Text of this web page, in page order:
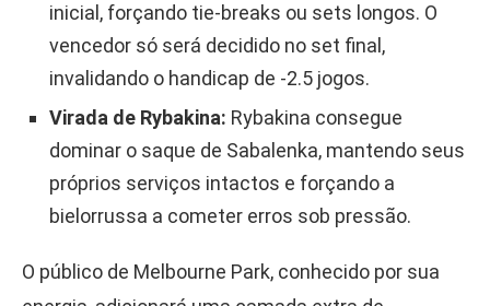
inicial, forçando tie-breaks ou sets longos. O
vencedor só será decidido no set final,
invalidando o handicap de -2.5 jogos.
Virada de Rybakina: Rybakina consegue
dominar o saque de Sabalenka, mantendo seus
próprios serviços intactos e forçando a
bielorrussa a cometer erros sob pressão.
O público de Melbourne Park, conhecido por sua